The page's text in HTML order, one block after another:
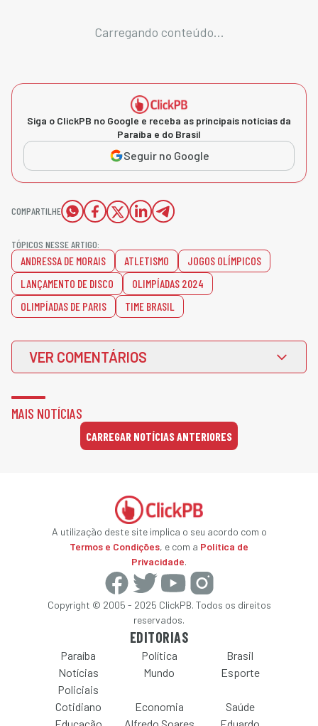
Carregando conteúdo...
Siga o ClickPB no Google e receba as principais notícias da
Paraíba e do Brasil
Seguir no Google
COMPARTILHE
TÓPICOS NESSE ARTIGO:
ANDRESSA DE MORAIS ATLETISMO
JOGOS OLÍMPICOS
LANÇAMENTO DE DISCO
OLIMPÍADAS 2024
OLIMPÍADAS DE PARIS
TIME BRASIL
VER COMENTÁRIOS
MAIS NOTÍCIAS
CARREGAR NOTÍCIAS ANTERIORES
A utilização deste site implica o seu acordo com o
Termos e Condições, e com a Política de
Privacidade.
Copyright © 2005 - 2025 ClickPB. Todos os direitos
reservados.
EDITORIAS
Paraíba Política
Brasil
Notícias
Policiais
Mundo Esporte
Cotidiano Economia
Saúde